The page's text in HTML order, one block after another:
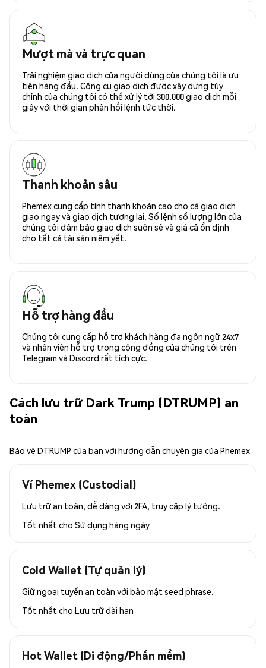
Mượt mà và trực quan
Trải nghiệm giao dịch của người dùng của chúng tôi là ưu
tiên hàng đầu. Công cụ giao dịch được xây dựng tùy
chỉnh của chúng tôi có thể xử lý tới 300.000 giao dịch mỗi
giây với thời gian phản hồi lệnh tức thời.
Thanh khoản sâu
Phemex cung cấp tính thanh khoản cao cho cả giao dịch
giao ngay và giao dịch tương lai. Sổ lệnh số lượng lớn của
chúng tôi đảm bảo giao dịch suôn sẻ và giá cả ổn định
cho tất cả tài sản niêm yết.
Hỗ trợ hàng đầu
Chúng tôi cung cấp hỗ trợ khách hàng đa ngôn ngữ 24x7
và nhân viên hỗ trợ trong cộng đồng của chúng tôi trên
Telegram và Discord rất tích cực.
Cách lưu trữ Dark Trump (DTRUMP) an
toàn
Bảo vệ DTRUMP của bạn với hướng dẫn chuyên gia của Phemex
Ví Phemex (Custodial)
Lưu trữ an toàn, dễ dàng với 2FA, truy cập lý tưởng.
Tốt nhất cho Sử dụng hàng ngày
Cold Wallet (Tự quản lý)
Giữ ngoại tuyến an toàn với bảo mật seed phrase.
Tốt nhất cho Lưu trữ dài hạn
Hot Wallet (Di động/Phần mềm)